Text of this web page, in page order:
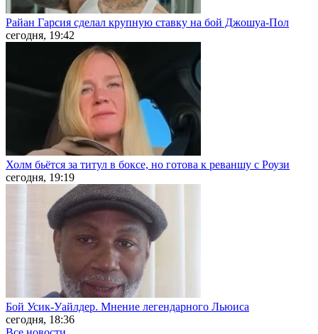
Райан Гарсия сделал крупную ставку на бой Джошуа-Пол
сегодня, 19:42
Холм бьётся за титул в боксе, но готова к реваншу с Роузи
сегодня, 19:19
Бой Усик-Уайлдер. Мнение легендарного Льюиса
сегодня, 18:36